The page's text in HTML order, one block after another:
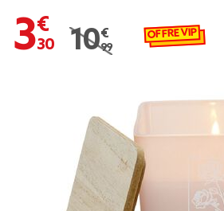
3,30 €
Prix remisé de
10,99 € OFFRE VIP